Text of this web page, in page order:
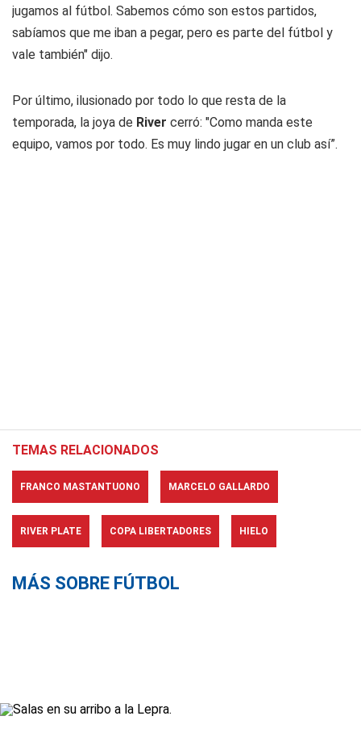
jugamos al fútbol. Sabemos cómo son estos partidos,
sabíamos que me iban a pegar, pero es parte del fútbol y
vale también" dijo.
Por último, ilusionado por todo lo que resta de la
temporada, la joya de River cerró: "Como manda este
equipo, vamos por todo. Es muy lindo jugar en un club así”.
TEMAS RELACIONADOS
FRANCO MASTANTUONO MARCELO GALLARDO
RIVER PLATE COPA LIBERTADORES HIELO
MÁS SOBRE FÚTBOL